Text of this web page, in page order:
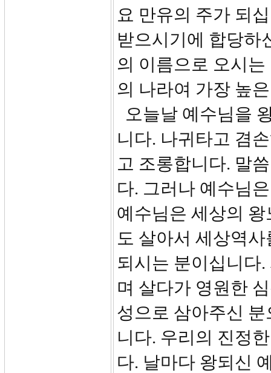
요 만유의 주가 되
받으시기에 합당하
의 이름으로 오시
의 나라여 가장 높
오늘날 예수님을
니다. 나귀타고 겸
고 조롱합니다. 말
다. 그러나 예수님
예수님은 세상의
도 살아서 세상역
되시는 분이십니다
며 살다가 영원한
성으로 삼아주신
니다. 우리의 진정
다. 날마다 왕되신